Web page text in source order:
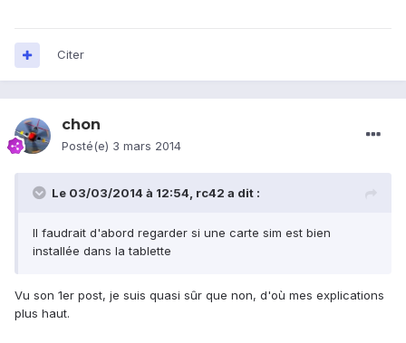
Citer
chon
Posté(e) 3 mars 2014
Le 03/03/2014 à 12:54, rc42 a dit :
Il faudrait d'abord regarder si une carte sim est bien
installée dans la tablette
Vu son 1er post, je suis quasi sûr que non, d'où mes explications
plus haut.